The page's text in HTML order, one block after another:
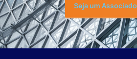
Seja um Associado